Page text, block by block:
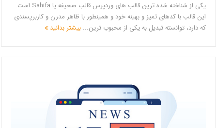
یکی از شناخته شده ترین قالب های وردپرس قالب صحیفه یا Sahifa است.
این قالب با کدهای تمیز و بهینه خود و همینطور با ظاهر مدرن و کاربرپسندی
که دارد، توانسته تبدیل به یکی از محبوب ترین... بیشتر بدانید